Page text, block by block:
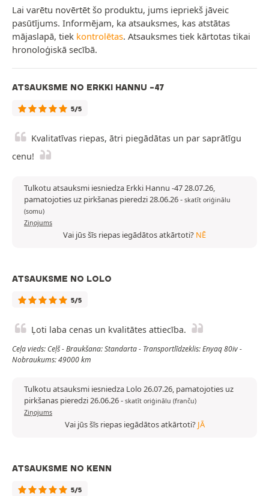
Lai varētu novērtēt šo produktu, jums iepriekš jāveic
pasūtījums. Informējam, ka atsauksmes, kas atstātas
mājaslapā, tiek kontrolētas. Atsauksmes tiek kārtotas tikai
hronoloģiskā secībā.
ATSAUKSME NO ERKKI HANNU -47
5/5
Kvalitatīvas riepas, ātri piegādātas un par saprātīgu
cenu!
Tulkotu atsauksmi iesniedza Erkki Hannu -47 28.07.26,
pamatojoties uz pirkšanas pieredzi 28.06.26- skatīt oriģinālu
(somu)
Ziņojums
Vai jūs šīs riepas iegādātos atkārtoti? NĒ
ATSAUKSME NO LOLO
5/5
Ļoti laba cenas un kvalitātes attiecība.
Ceļa vieds: Ceļš - Braukšana: Standarta - Transportlīdzeklis: Enyaq 80iv -
Nobraukums: 49000 km
Tulkotu atsauksmi iesniedza Lolo 26.07.26, pamatojoties uz
pirkšanas pieredzi 26.06.26- skatīt oriģinālu (franču)
Ziņojums
Vai jūs šīs riepas iegādātos atkārtoti? JĀ
ATSAUKSME NO KENN
5/5